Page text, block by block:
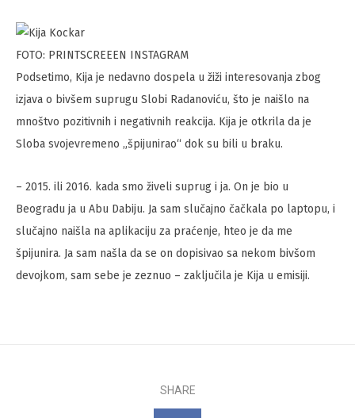
FOTO: PRINTSCREEEN INSTAGRAM
Podsetimo, Kija je nedavno dospela u žiži interesovanja zbog
izjava o bivšem suprugu Slobi Radanoviću, što je naišlo na
mnoštvo pozitivnih i negativnih reakcija. Kija je otkrila da je
Sloba svojevremeno „špijunirao“ dok su bili u braku.
– 2015. ili 2016. kada smo živeli suprug i ja. On je bio u
Beogradu ja u Abu Dabiju. Ja sam slučajno čačkala po laptopu, i
slučajno naišla na aplikaciju za praćenje, hteo je da me
špijunira. Ja sam našla da se on dopisivao sa nekom bivšom
devojkom, sam sebe je zeznuo – zaključila je Kija u emisiji.
SHARE